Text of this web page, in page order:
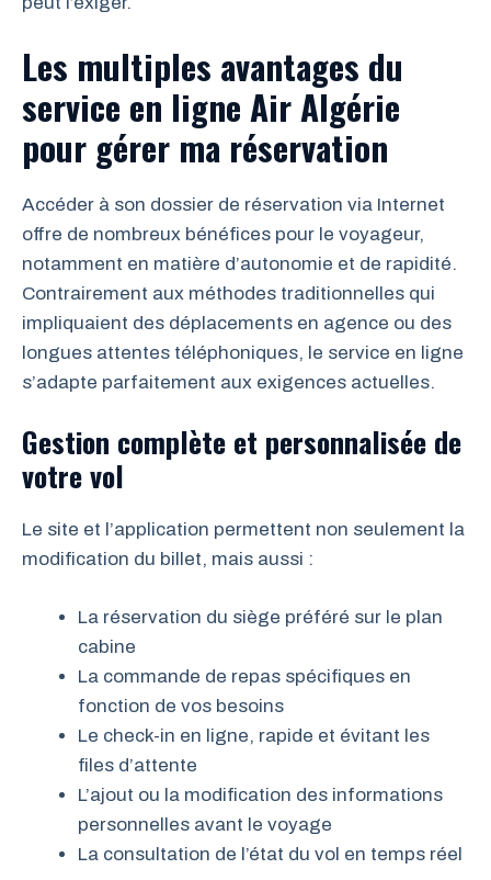
Les multiples avantages du
service en ligne Air Algérie
pour gérer ma réservation
Accéder à son dossier de réservation via Internet
offre de nombreux bénéfices pour le voyageur,
notamment en matière d’autonomie et de rapidité.
Contrairement aux méthodes traditionnelles qui
impliquaient des déplacements en agence ou des
longues attentes téléphoniques, le service en ligne
s’adapte parfaitement aux exigences actuelles.
Gestion complète et personnalisée de
votre vol
Le site et l’application permettent non seulement la
modification du billet, mais aussi :
La réservation du siège préféré sur le plan
cabine
La commande de repas spécifiques en
fonction de vos besoins
Le check-in en ligne, rapide et évitant les
files d’attente
L’ajout ou la modification des informations
personnelles avant le voyage
La consultation de l’état du vol en temps réel